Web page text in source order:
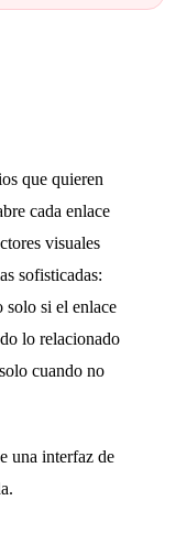
que quieren
cada enlace
visuales
sofisticadas:
solo si el enlace
lo relacionado
cuando no
una interfaz de